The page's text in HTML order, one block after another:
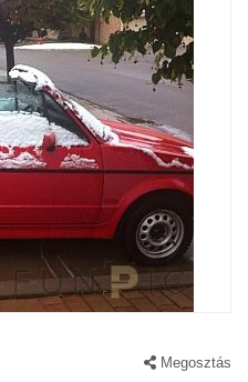
Megosztás